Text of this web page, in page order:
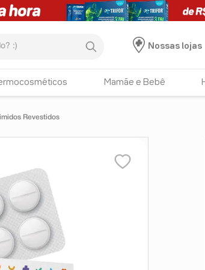
Nossas lojas
Mamãe e Bebê
Revestidos